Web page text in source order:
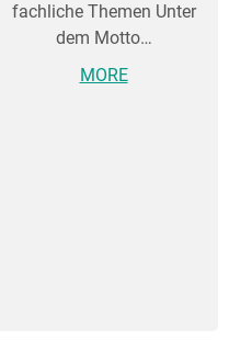
fachliche Themen Unter
dem Motto…
MORE